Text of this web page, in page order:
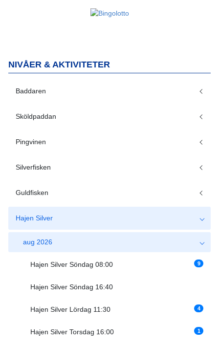
NIVÅER & AKTIVITETER
Baddaren
Sköldpaddan
Pingvinen
Silverfisken
Guldfisken
Hajen Silver
aug 2026
Hajen Silver Söndag 08:00 9
Hajen Silver Söndag 16:40
Hajen Silver Lördag 11:30 4
Hajen Silver Torsdag 16:00 1